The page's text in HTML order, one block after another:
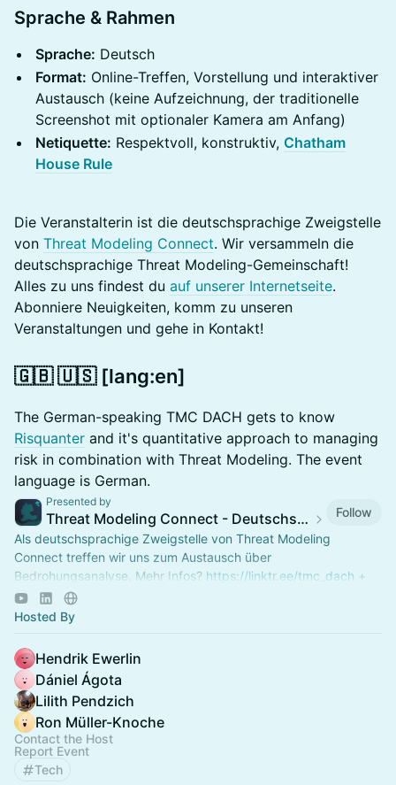
Sprache & Rahmen
Sprache: Deutsch
Format: Online-Treffen, Vorstellung und interaktiver
Austausch (keine Aufzeichnung, der traditionelle
Screenshot mit optionaler Kamera am Anfang)
Netiquette: Respektvoll, konstruktiv, Chatham
House Rule
Die Veranstalterin ist die deutschsprachige Zweigstelle
von Threat Modeling Connect. Wir versammeln die
deutschsprachige Threat Modeling-Gemeinschaft!
Alles zu uns findest du auf unserer Internetseite.
Abonniere Neuigkeiten, komm zu unseren
Veranstaltungen und gehe in Kontakt!
🇬🇧 🇺🇸 [lang:en]
The German-speaking TMC DACH gets to know
Risquanter and it's quantitative approach to managing
risk in combination with Threat Modeling. The event
language is German.
Presented by
Threat Modeling Connect - Deutschsprachige Zweigstelle
Follow
Als deutschsprachige Zweigstelle von Threat Modeling
Connect treffen wir uns zum Austausch über
Bedrohungsanalyse. Mehr Infos? https://linktr.ee/tmc_dach +
https://lu.ma/threatmodelingconnect
Hosted By
Hendrik Ewerlin
Dániel Ágota
Lilith Pendzich
Ron Müller-Knoche
Contact the Host
Report Event
Tech